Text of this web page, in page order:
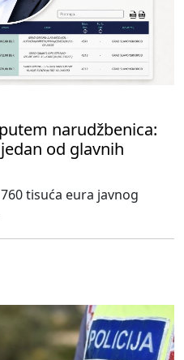
narudžbenica:
od glavnih
760 tisuća eura javnog